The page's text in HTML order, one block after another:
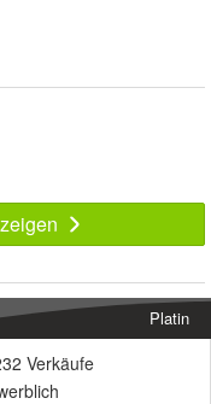
Platin
Verkäufe